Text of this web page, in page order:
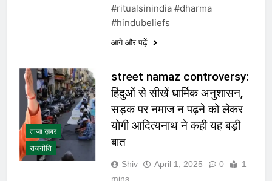
#ritualsinindia #dharma
#hindubeliefs
आगे और पढ़ें
ताज़ा ख़बर
राजनीति
street namaz controversy:
हिंदुओं से सीखें धार्मिक अनुशासन,
सड़क पर नमाज न पढ़ने को लेकर
योगी आदित्यनाथ ने कही यह बड़ी
बात
Shiv April 1, 2025 0
1
mins